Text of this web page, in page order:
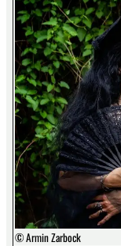
© Armin Zarbock